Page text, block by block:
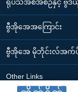
ရုပ်သံအစီအစဉ်နှင့် ဗွီဒီယို
ဗွီအိုအေအကြောင်း
ဗွီအိုအေ မိုဘိုင်းလ်အက်ပ်
Other Links